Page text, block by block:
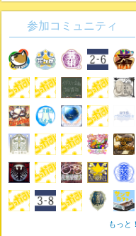
参加コミュニティ
もっと！